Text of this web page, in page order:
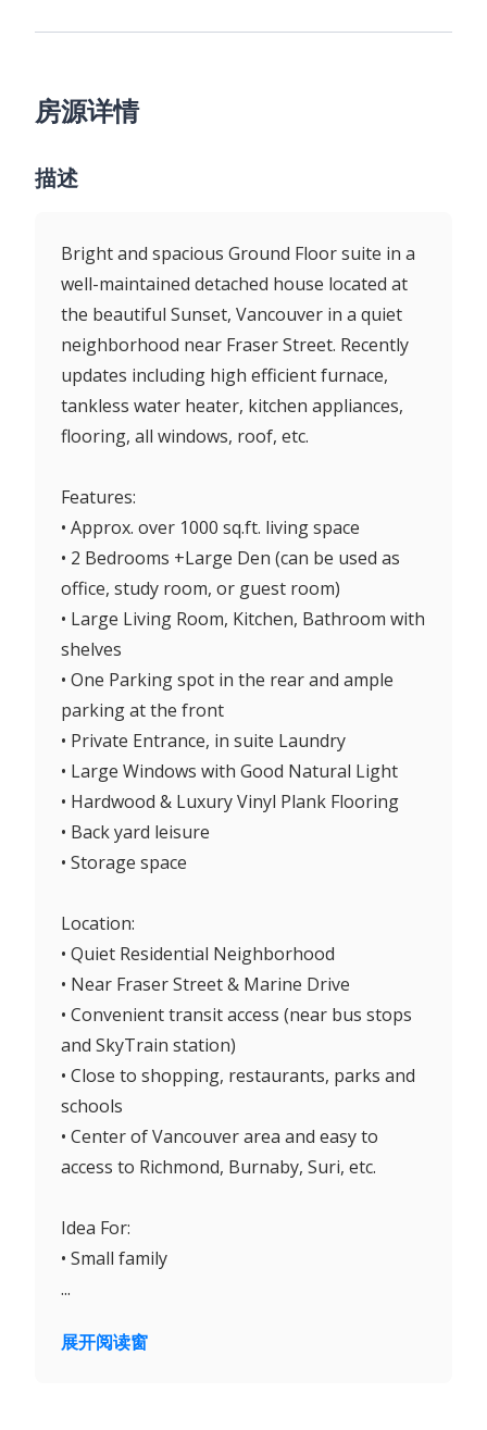
房源详情
描述
Bright and spacious Ground Floor suite in a
well-maintained detached house located at
the beautiful Sunset, Vancouver in a quiet
neighborhood near Fraser Street. Recently
updates including high efficient furnace,
tankless water heater, kitchen appliances,
flooring, all windows, roof, etc.
Features:
• Approx. over 1000 sq.ft. living space
• 2 Bedrooms +Large Den (can be used as
office, study room, or guest room)
• Large Living Room, Kitchen, Bathroom with
shelves
• One Parking spot in the rear and ample
parking at the front
• Private Entrance, in suite Laundry
• Large Windows with Good Natural Light
• Hardwood & Luxury Vinyl Plank Flooring
• Back yard leisure
• Storage space
Location:
• Quiet Residential Neighborhood
• Near Fraser Street & Marine Drive
• Convenient transit access (near bus stops
and SkyTrain station)
• Close to shopping, restaurants, parks and
schools
• Center of Vancouver area and easy to
access to Richmond, Burnaby, Suri, etc.
Idea For:
• Small family
...
展开阅读窗